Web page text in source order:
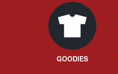
GOODIES